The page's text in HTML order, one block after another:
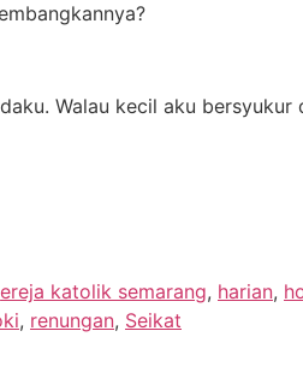
Walau kecil aku
katolik semarang, harian,
, renungan, Seikat